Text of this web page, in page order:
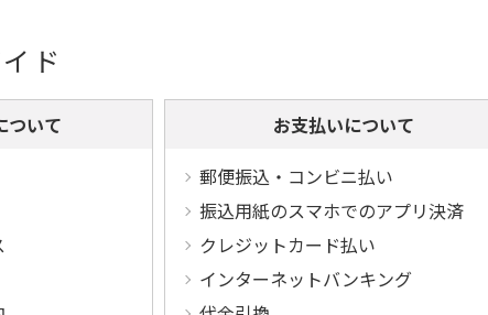
ド
ついて
お支払いについて
郵便振込・コンビニ払い
振込用紙のスマホでのアプリ決済
クレジットカード払い
インターネットバンキング